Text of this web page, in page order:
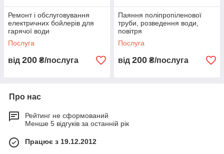
Ремонт і обслуговування
електричних бойлерів для
гарячої води
Послуга
від 200 ₴/послуга
Паяння поліпропіленової
труби, розведення води,
повітря
Послуга
від 200 ₴/послуга
Про нас
Рейтинг не сформований
Менше 5 відгуків за останній рік
Працює з 19.12.2012